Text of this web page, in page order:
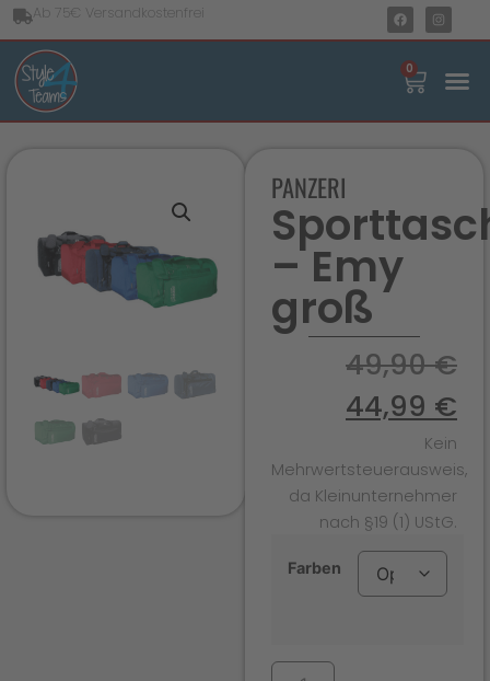
Ab 75€ Versandkostenfrei
0
PANZERI
– Emy
groß
49,90€
44,99 €
Kein
Mehrwertsteuerausweis,
da Kleinunternehmer
nach §19 (1) UStG.
Farben